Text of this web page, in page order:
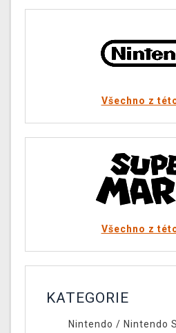
Všechno z
Všechno z
KATEGORIE
Nintendo / Nintendo